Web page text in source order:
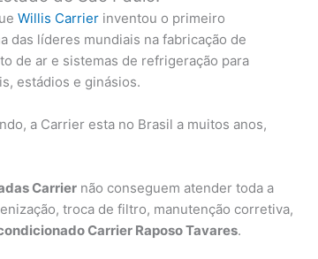
Willis Carrier inventou o primeiro
das líderes mundiais na fabricação de
de ar e sistemas de refrigeração para
estádios e ginásios.
a Carrier esta no Brasil a muitos anos,
Carrier não conseguem atender toda a
troca de filtro, manutenção corretiva,
Carrier Raposo Tavares.